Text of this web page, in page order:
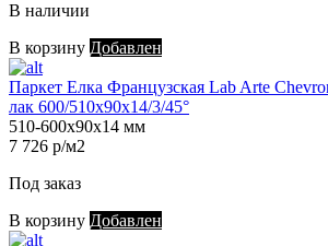
В наличии
В корзину Добавлен
Паркет Елка Французская Lab Arte
лак 600/510х90х14/3/45°
510-600х90х14 мм
7 726 р/м2
Под заказ
В корзину Добавлен